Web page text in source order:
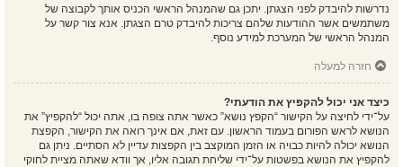
נדרשות להיבדק לפני הצגתן. יתכן גם שהמנהל הראשי הכניס אותך לקבוצה של
משתמשים אשר ההודעות שלהם צריכות להיבדק טרם הצגתן. אנא צור קשר על
המנהל הראשי של המערכת למידע נוסף.
חזרה למעלה
כיצד אני יכול להקפיץ את הודעתי?
על־ידי לחיצה על הקישור “הקפץ נושא” כאשר אתה צופה בו, אתה יכול “להקפיץ” את
הנושא לראש הפורום בעמוד הראשון. עם זאת, אם אינך רואה את הקישור, הקפצת
הנושא יכולה להיות כבויה או הזמן המוקצב בין הקפצות עדיין לא הסתיים. ניתן גם
להקפיץ את הנושא בפשטות על־ידי שליחת תגובה אליו, אך וודא שאתה מציית לחוקי